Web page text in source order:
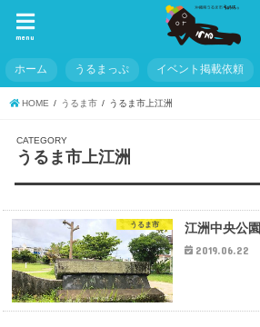
menu
ホーム うるまっぷ イベント掲載依頼
HOME うるま市 うるま市上江洲
うるま市上江洲
うるま市 江洲中央公園
2019.06.22